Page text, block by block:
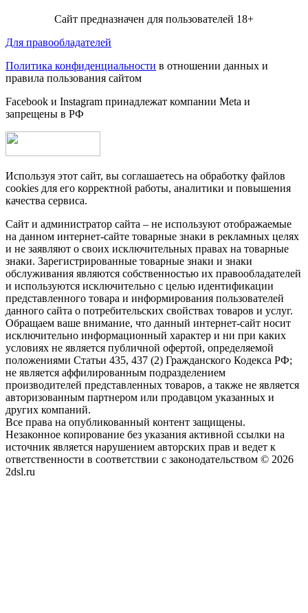
Сайт предназначен для пользователей 18+
Для правообладателей
Политика конфиденциальности в отношении данных и
правила пользования сайтом
Facebook и Instagram принадлежат компании Metа и
запрещены в РФ
Используя этот сайт, вы соглашаетесь на обработку файлов
cookies для его корректной работы, аналитики и повышения
качества сервиса.
Сайт и администратор сайта – не используют отображаемые
на данном интернет-сайте товарные знаки в рекламных целях
и не заявляют о своих исключительных правах на товарные
знаки. Зарегистрированные товарные знаки и знаки
обслуживания являются собственностью их правообладателей
и используются исключительно с целью идентификации
представленного товара и информирования пользователей
данного сайта о потребительских свойствах товаров и услуг.
Обращаем ваше внимание, что данный интернет-сайт носит
исключительно информационный характер и ни при каких
условиях не является публичной офертой, определяемой
положениями Статьи 435, 437 (2) Гражданского Кодекса РФ;
не является аффилированным подразделением
производителей представленных товаров, а также не является
авторизованным партнером или продавцом указанных и
других компаний.
Все права на опубликованный контент защищены.
Незаконное копирование без указания активной ссылки на
источник является нарушением авторских прав и ведет к
ответственности в соответствии с законодательством © 2026
2dsl.ru